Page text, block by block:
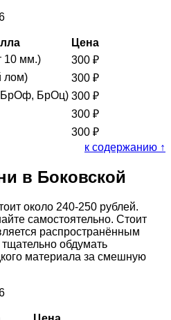
Цена
10 мм.)
300 ₽
лом)
300 ₽
БрОф, БрОц) 300 ₽
300 ₽
300 ₽
к содержанию ↑
в Боковской
около 240-250 рублей.
самостоятельно. Стоит
распространённым
обдумать
материала за смешную